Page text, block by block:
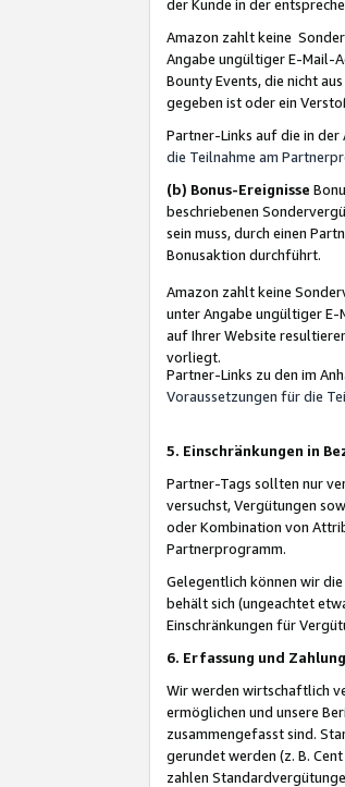
der Kunde in der
Amazon zahlt keine
Angabe ungültiger E-Mail-
Bounty Events, die nicht
gegeben ist oder ein
Partner-Links auf die in
die Teilnahme am
(b) Bonus-Ereignisse
beschriebenen
sein muss, durch einen
Bonusaktion durchführt.
Amazon zahlt keine
unter Angabe ungültiger E-
auf Ihrer Website
vorliegt.
Partner-Links zu den im
Voraussetzungen für die
5. Einschränkungen in
Partner-Tags sollten nur
versuchst, Vergütungen
oder Kombination von
Partnerprogramm.
Gelegentlich können wir
behält sich (ungeachtet
Einschränkungen für
6. Erfassung und
Wir werden wirtschaftlich
ermöglichen und unsere
zusammengefasst sind.
gerundet werden (z. B.
zahlen